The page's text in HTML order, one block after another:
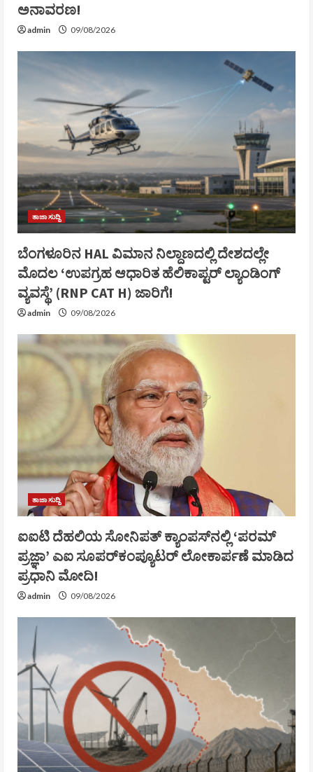
ಅನಾವರಣ!
admin 09/08/2026
ತಾಜಾ ಸುದ್ದಿ
ಬೆಂಗಳೂರಿನ HAL ವಿಮಾನ ನಿಲ್ದಾಣದಲ್ಲಿ ದೇಶದಲ್ಲೇ
ಮೊದಲ ‘ಉಪಗ್ರಹ ಆಧಾರಿತ ಹೆಲಿಕಾಪ್ಟರ್ ಲ್ಯಾಂಡಿಂಗ್
ವ್ಯವಸ್ಥೆ’ (RNP CAT H) ಜಾರಿಗೆ!
admin 09/08/2026
ತಾಜಾ ಸುದ್ದಿ
ಐಐಟಿ ದೆಹಲಿಯ ಸೋನಿಪತ್ ಕ್ಯಾಂಪಸ್‌ನಲ್ಲಿ ‘ಪರಮ್
ಪ್ರಜ್ಞಾ’ ಎಐ ಸೂಪರ್‌ಕಂಪ್ಯೂಟರ್ ಲೋಕಾರ್ಪಣೆ ಮಾಡಿದ
ಪ್ರಧಾನಿ ಮೋದಿ!
admin 09/08/2026